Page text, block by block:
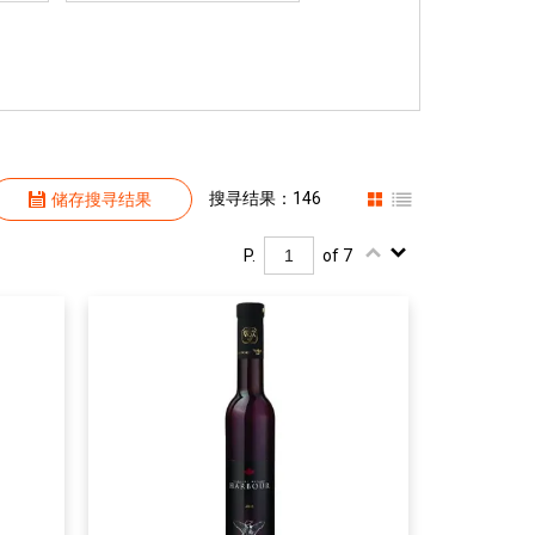
储存搜寻结果 搜寻结果：146
P. of 7